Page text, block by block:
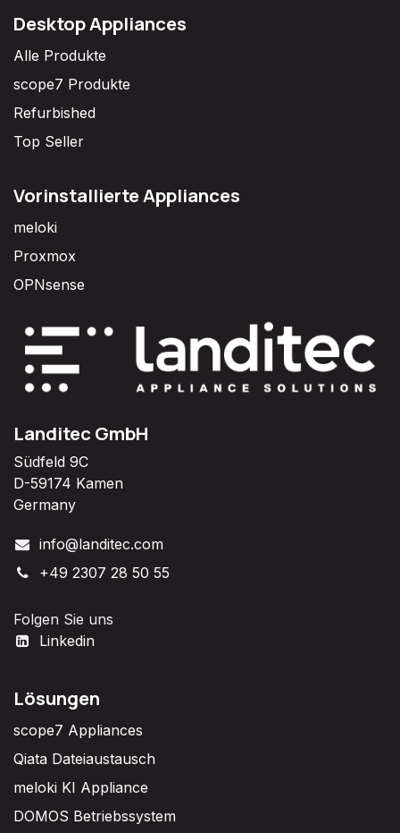
Desktop Appliances
Alle Produkte
scope7 Produkte
Refurbished
Top Seller
Vorinstallierte Appliances
meloki
Proxmox
OPNsense
Landitec GmbH
Südfeld 9C
D-59174 Kamen
Germany
info@landitec.com
+49 2307 28 50 55
Folgen Sie uns
Linkedin
Lösungen
scope7 Appliances
Qiata Dateiaustausch
meloki KI Appliance
DOMOS Betriebssystem